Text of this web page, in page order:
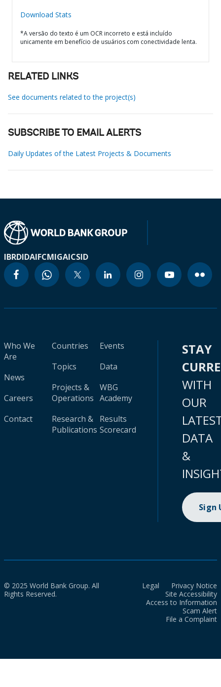
Download Stats
*A versão do texto é um OCR incorreto e está incluído
unicamente em benefício de usuários com conectividade lenta.
RELATED LINKS
See documents related to the project(s)
SUBSCRIBE TO EMAIL ALERTS
Daily Updates of the Latest Projects & Documents
IBRDIDAIFCMIGAICSID
Who We
Are
News
Careers
Contact
Countries
Topics
Projects &
Operations
Research &
Publications
Events
Data
WBG
Academy
Results
Scorecard
STAY
WITH
OUR
DATA
&
Sign
© 2025 World Bank Group. All
Rights Reserved.
Legal
Privacy Notice
Site Accessibility
Access to Information
Scam Alert
File a Complaint